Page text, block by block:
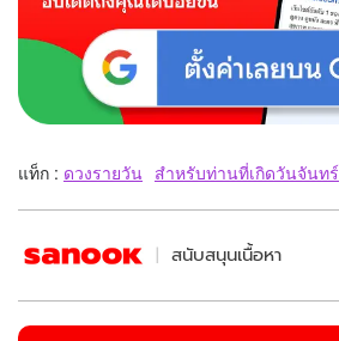
แท็ก : ดวงรายวัน สำหรับท่านที่เกิดวันจันทร์
สนับสนุนเนื้อหา